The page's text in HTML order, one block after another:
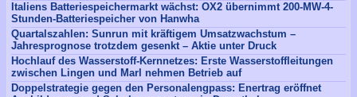
Italiens Batteriespeichermarkt wächst: OX2 übernimmt 200-MW-4-
Stunden-Batteriespeicher von Hanwha
Quartalszahlen: Sunrun mit kräftigem Umsatzwachstum –
Jahresprognose trotzdem gesenkt – Aktie unter Druck
Hochlauf des Wasserstoff-Kernnetzes: Erste Wasserstoffleitungen
zwischen Lingen und Marl nehmen Betrieb auf
Doppelstrategie gegen den Personalengpass: Enertrag eröffnet